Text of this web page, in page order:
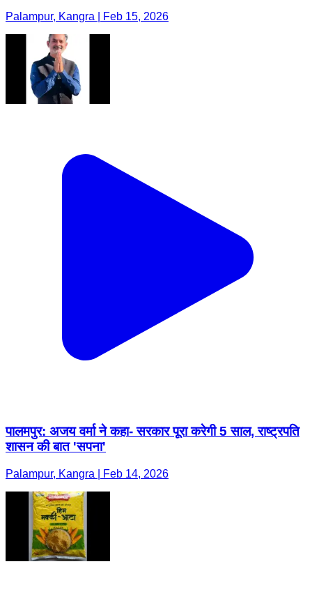
Palampur, Kangra | Feb 15, 2026
पालमपुर: अजय वर्मा ने कहा- सरकार पूरा करेगी 5 साल, राष्ट्रपति
शासन की बात 'सपना'
Palampur, Kangra | Feb 14, 2026